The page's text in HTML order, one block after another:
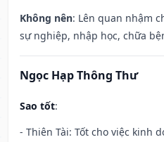
Không nên: Lên quan nhậm
sự nghiệp, nhập học, chữa
Ngọc Hạp Thông Thư
Sao tốt:
- Thiên Tài: Tốt cho việc kinh